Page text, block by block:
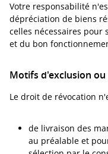
Votre responsabilité
dépréciation de biens
celles nécessaires pour
et du bon
Motifs d'exclusion
Le droit de révocation
de livraison des
au préalable et